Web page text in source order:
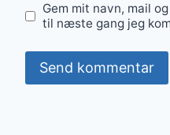
Gem mit navn, mail
til næste gang jeg